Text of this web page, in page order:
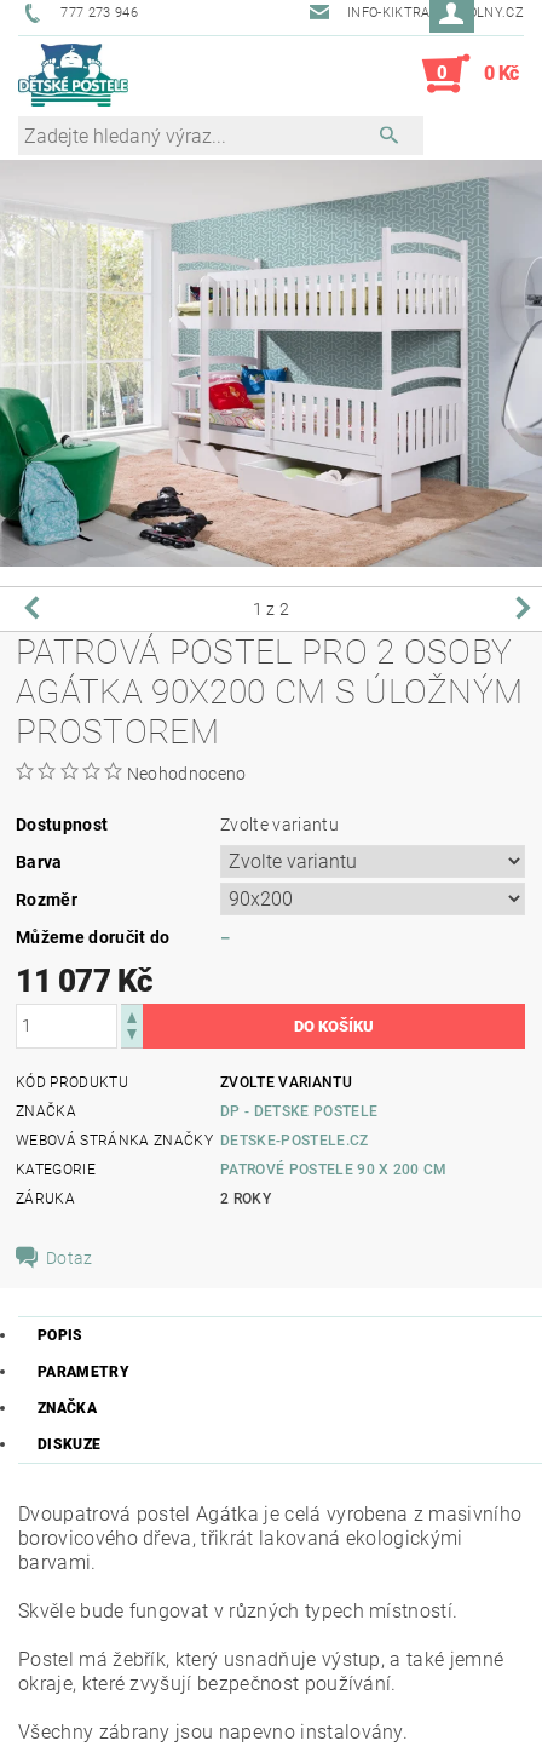
777 273 946 INFO-KIKTRADE@VOLNY.CZ
0 0 Kč
1 z 2
PATROVÁ POSTEL PRO 2 OSOBY
AGÁTKA 90X200 CM S ÚLOŽNÝM
PROSTOREM
Neohodnoceno
Dostupnost
Zvolte variantu
Barva
Rozměr
Můžeme doručit do
–
11 077 Kč
KÓD PRODUKTU
ZVOLTE VARIANTU
ZNAČKA
DP - DETSKE POSTELE
WEBOVÁ STRÁNKA ZNAČKY DETSKE-POSTELE.CZ
KATEGORIE
PATROVÉ POSTELE 90 X 200 CM
ZÁRUKA
2 ROKY
Dotaz
POPIS
PARAMETRY
ZNAČKA
DISKUZE
Dvoupatrová postel Agátka je celá vyrobena z masivního
borovicového dřeva, třikrát lakovaná ekologickými
barvami.
Skvěle bude fungovat v různých typech místností.
Postel má žebřík, který usnadňuje výstup, a také jemné
okraje, které zvyšují bezpečnost používání.
Všechny zábrany jsou napevno instalovány.